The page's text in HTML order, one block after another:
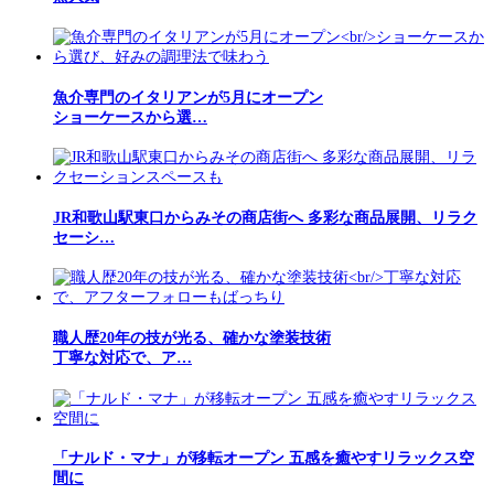
魚介専門のイタリアンが5月にオープン
ショーケースから選…
JR和歌山駅東口からみその商店街へ 多彩な商品展開、リラク
セーシ…
職人歴20年の技が光る、確かな塗装技術
丁寧な対応で、ア…
「ナルド・マナ」が移転オープン 五感を癒やすリラックス空
間に